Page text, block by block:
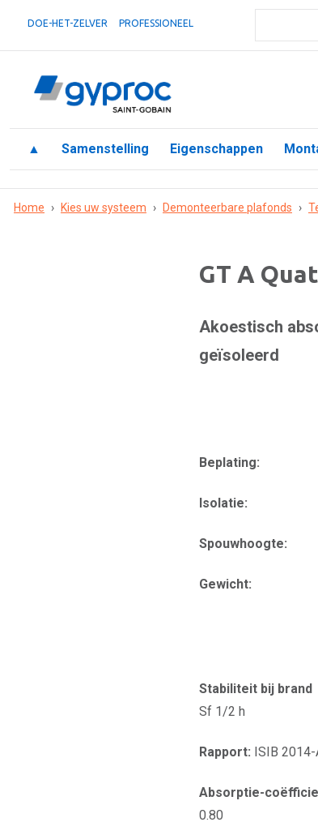
DOE-HET-ZELVER PROFESSIONEEL
▲ Samenstelling Eigenschappen
Home › Kies uw systeem › Demonteerbare plafonds ›
GT A
Akoestisch
geïsoleerd
Beplating:
Isolatie:
Spouwhoogte:
Gewicht:
Stabiliteit bij brand
Sf 1/2 h
Rapport: ISIB 2014-
Absorptie-
0.80